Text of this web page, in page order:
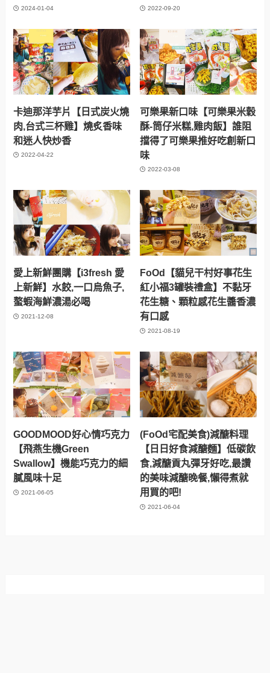
2024-01-04 2022-09-20
卡迪那洋芋片【日式炭火燒
肉,台式三杯雞】燒炙香味
和迷人快炒香
2022-04-22
可樂果新口味【可樂果米穀
酥-筒仔米糕,雞肉飯】誰阻
擋得了可樂果推好吃創新口
味
2022-03-08
愛上新鮮團購【i3fresh 愛
上新鮮】水餃,一口烏魚子,
螯蝦海鮮濃湯必喝
2021-12-08
FoOd【貓兒干村好事花生
紅小福3罐裝禮盒】不黏牙
花生糖、顆粒感花生醬香濃
有口感
2021-08-19
GOODMOOD好心情巧克力
【飛燕生機Green
Swallow】機能巧克力的細
膩風味十足
2021-06-05
(FoOd宅配美食)減醣料理
【日日好食減醣麵】低碳飲
食,減醣貢丸彈牙好吃,最讚
的美味減醣晚餐,懶得煮就
用買的吧!
2021-06-04